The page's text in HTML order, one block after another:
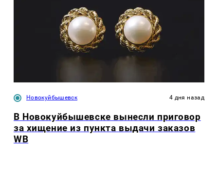
Новокуйбышевск 4 дня назад
В Новокуйбышевске вынесли приговор
за хищение из пункта выдачи заказов
WB